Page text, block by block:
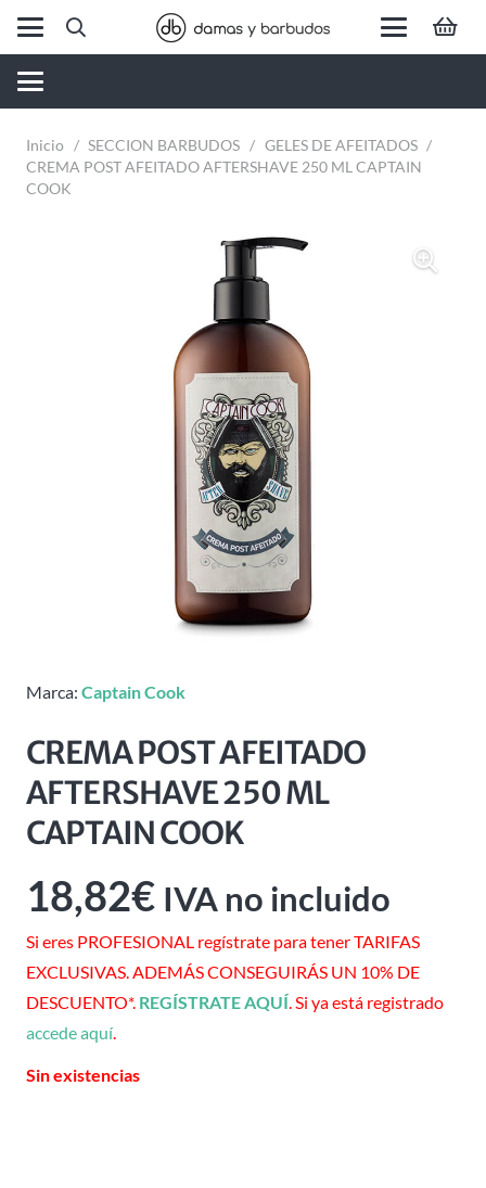
Inicio / SECCION BARBUDOS / GELES DE AFEITADOS /
CREMA POST AFEITADO AFTERSHAVE 250 ML CAPTAIN
COOK
Marca: Captain Cook
CREMA POST AFEITADO
AFTERSHAVE 250 ML
CAPTAIN COOK
18,82€ IVA no incluido
Si eres PROFESIONAL regístrate para tener TARIFAS
EXCLUSIVAS. ADEMÁS CONSEGUIRÁS UN 10% DE
DESCUENTO*. REGÍSTRATE AQUÍ. Si ya está registrado
accede aquí.
Sin existencias